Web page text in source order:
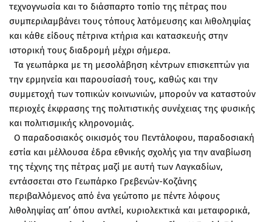
τεχνογνωσία και το διάσπαρτο τοπίο της πέτρας που
συμπεριλαμβάνει τους τόπους λατόμευσης και λιθοληψίας
και κάθε είδους πέτρινα κτήρια και κατασκευής στην
ιστορική τους διαδρομή μέχρι σήμερα.
Τα γεωπάρκα με τη μεσολάβηση κέντρων επισκεπτών για
την ερμηνεία και παρουσίασή τους, καθώς και την
συμμετοχή των τοπικών κοινωνιών, μπορούν να καταστούν
περιοχές έκφρασης της πολιτιστικής συνέχειας της φυσικής
και πολιτισμικής κληρονομιάς.
Ο παραδοσιακός οικισμός του Πεντάλοφου, παραδοσιακή
εστία και μέλλουσα έδρα εθνικής σχολής για την αναβίωση
της τέχνης της πέτρας μαζί με αυτή των Λαγκαδίων,
εντάσσεται στο Γεωπάρκο Γρεβενών-Κοζάνης
περιβαλλόμενος από ένα γεώτοπο με πέντε λόφους
λιθοληψίας απ’ όπου αντλεί, κυριολεκτικά και μεταφορικά,